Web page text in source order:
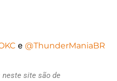
e @ThunderManiaBR
neste site são de